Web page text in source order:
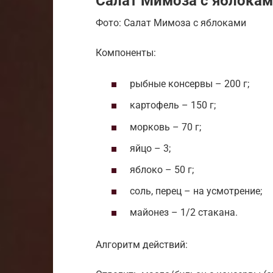
Фото: Салат Мимоза с яблоками
Компоненты:
рыбные консервы – 200 г;
картофель – 150 г;
морковь – 70 г;
яйцо – 3;
яблоко – 50 г;
соль, перец – на усмотрение;
майонез – 1/2 стакана.
Алгоритм действий: